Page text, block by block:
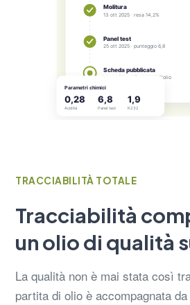
TRACCIABILITÀ TOTALE
Tracciabilità
un olio di qualità
La qualità non è mai stata così
partita di olio è accompagnata